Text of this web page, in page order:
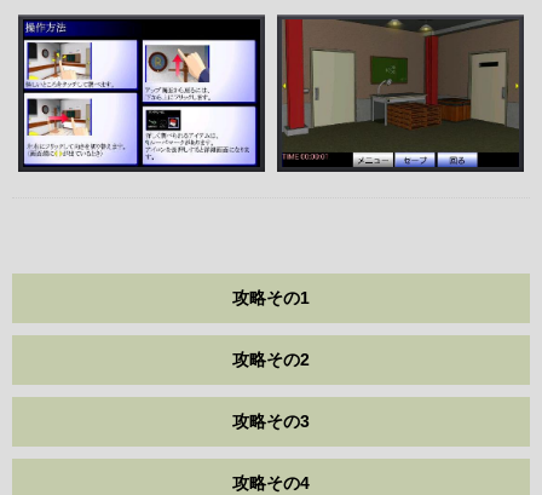
攻略その1
攻略その2
攻略その3
攻略その4